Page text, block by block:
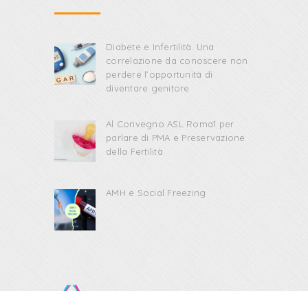
Diabete e Infertilità. Una
correlazione da conoscere non
perdere l’opportunità di
diventare genitore
Al Convegno ASL Roma1 per
parlare di PMA e Preservazione
della Fertilità
AMH e Social Freezing